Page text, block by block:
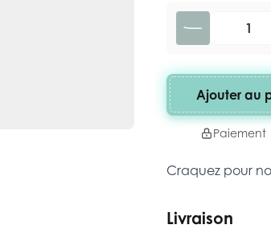
Quantité
Ajouter au
Paiement
Craquez pour
Livraison